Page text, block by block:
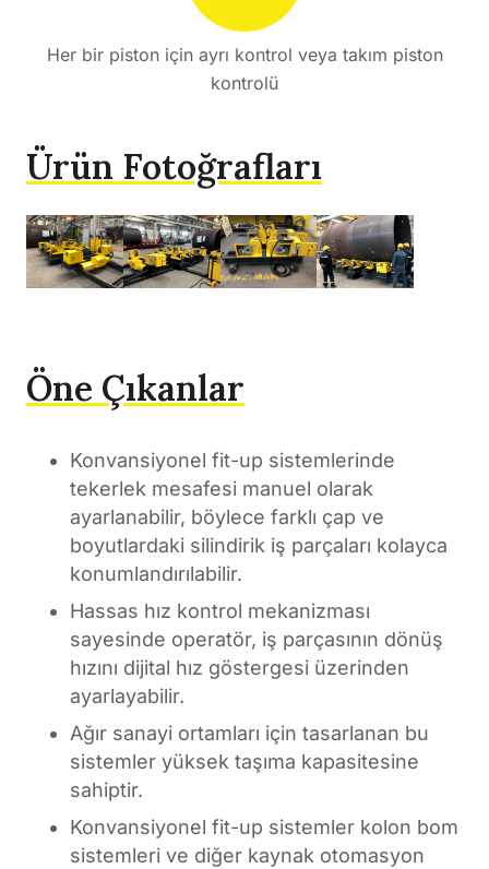
Her bir piston için ayrı kontrol veya takım piston
kontrolü
Ürün Fotoğrafları
Öne Çıkanlar
Konvansiyonel fit-up sistemlerinde
tekerlek mesafesi manuel olarak
ayarlanabilir, böylece farklı çap ve
boyutlardaki silindirik iş parçaları kolayca
konumlandırılabilir.
Hassas hız kontrol mekanizması
sayesinde operatör, iş parçasının dönüş
hızını dijital hız göstergesi üzerinden
ayarlayabilir.
Ağır sanayi ortamları için tasarlanan bu
sistemler yüksek taşıma kapasitesine
sahiptir.
Konvansiyonel fit-up sistemler kolon bom
sistemleri ve diğer kaynak otomasyon